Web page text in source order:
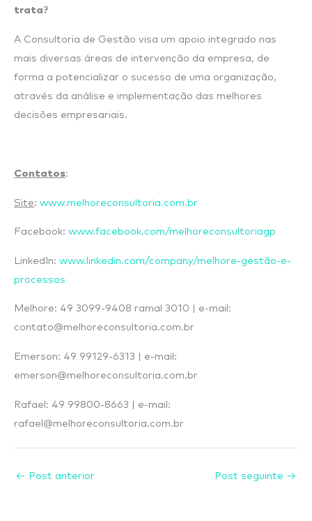
trata?
A Consultoria de Gestão visa um apoio integrado nas
mais diversas áreas de intervenção da empresa, de
forma a potencializar o sucesso de uma organização,
através da análise e implementação das melhores
decisões empresariais.
Contatos:
Site: www.melhoreconsultoria.com.br
Facebook: www.facebook.com/melhoreconsultoriagp
LinkedIn: www.linkedin.com/company/melhore-gestão-e-
processos
Melhore: 49 3099-9408 ramal 3010 | e-mail:
contato@melhoreconsultoria.com.br
Emerson: 49 99129-6313 | e-mail:
emerson@melhoreconsultoria.com.br
Rafael: 49 99800-8663 | e-mail:
rafael@melhoreconsultoria.com.br
← Post anterior Post seguinte →